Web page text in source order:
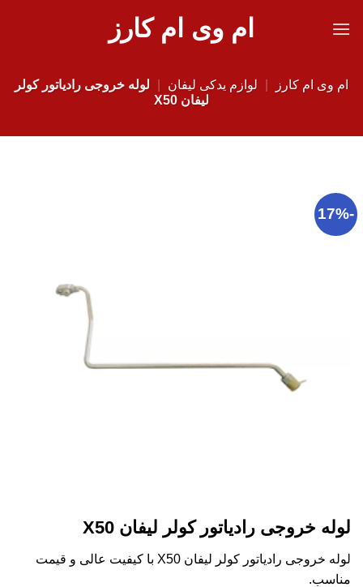
ام وی ام کارز
ام وی ام کارز لوازم یدکی لیفان
لوله خروجی رادیاتور کولر
لیفان X50
-17%
لوله خروجی رادیاتور کولر لیفان X50
لوله خروجی رادیاتور کولر لیفان X50 با کیفیت عالی و قیمت
مناسب.